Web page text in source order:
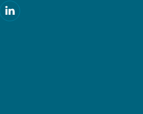
Linkedin